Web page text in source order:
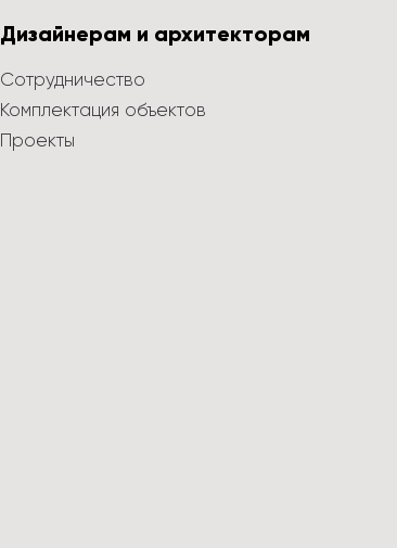
Дизайнерам и архитекторам
Сотрудничество
Комплектация объектов
Проекты